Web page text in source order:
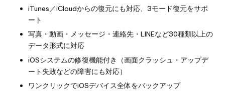
iTunes／iCloudからの復元にも対応、3モード復元をサポ
ート
写真・動画・メッセージ・連絡先・LINEなど30種類以上の
データ形式に対応
iOSシステムの修復機能付き（画面クラッシュ・アップデ
ート失敗などの障害にも対応）
ワンクリックでiOSデバイス全体をバックアップ